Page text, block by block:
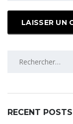
RECHERCHER :
RECENT POSTS